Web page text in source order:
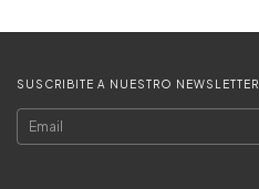
SUSCRIBITE A NUESTRO NEWSLETTER